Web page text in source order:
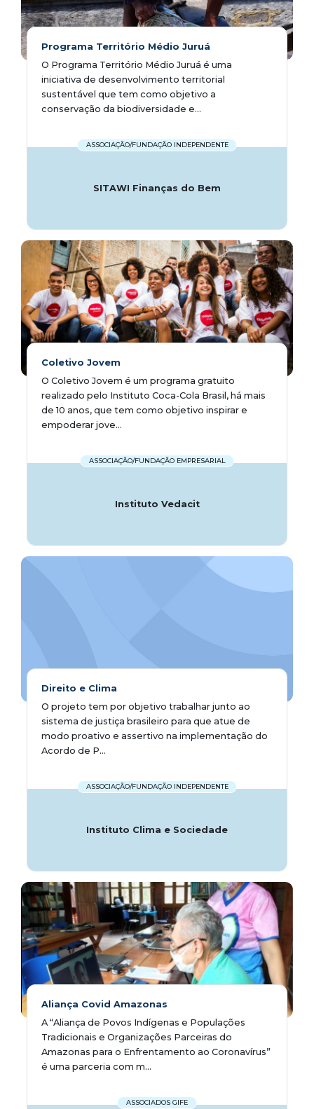
Programa Território Médio Juruá
O Programa Território Médio Juruá é uma
iniciativa de desenvolvimento territorial
sustentável que tem como objetivo a
conservação da biodiversidade e...
ASSOCIAÇÃO/FUNDAÇÃO INDEPENDENTE
SITAWI Finanças do Bem
Coletivo Jovem
O Coletivo Jovem é um programa gratuito
realizado pelo Instituto Coca-Cola Brasil, há mais
de 10 anos, que tem como objetivo inspirar e
empoderar jove...
ASSOCIAÇÃO/FUNDAÇÃO EMPRESARIAL
Instituto Vedacit
Direito e Clima
O projeto tem por objetivo trabalhar junto ao
sistema de justiça brasileiro para que atue de
modo proativo e assertivo na implementação do
Acordo de P...
ASSOCIAÇÃO/FUNDAÇÃO INDEPENDENTE
Instituto Clima e Sociedade
Aliança Covid Amazonas
A “Aliança de Povos Indígenas e Populações
Tradicionais e Organizações Parceiras do
Amazonas para o Enfrentamento ao Coronavírus”
é uma parceria com m...
ASSOCIADOS GIFE